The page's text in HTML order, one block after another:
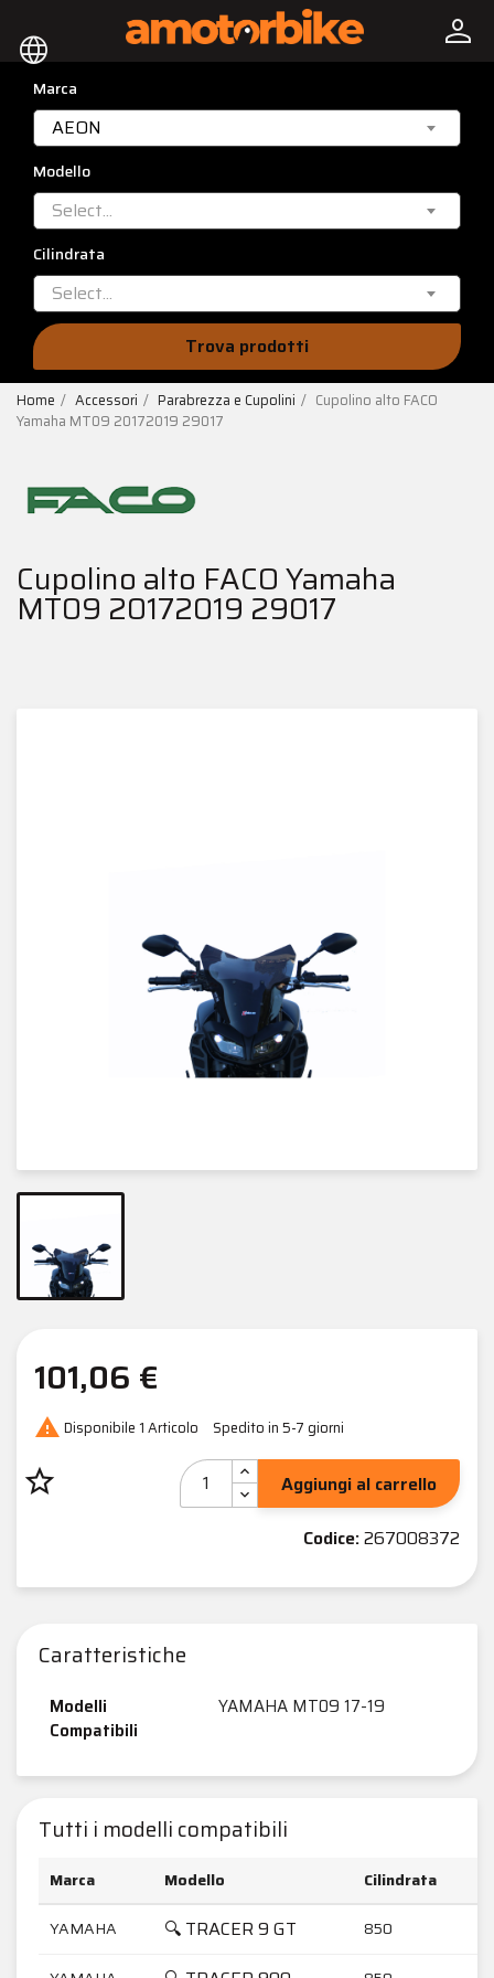
language person
Marca
AEON
Modello
Select...
Cilindrata
Select...
Trova prodotti
Home Accessori Parabrezza e Cupolini
Cupolino alto FACO
Yamaha MT09 20172019 29017
Cupolino alto FACO Yamaha
MT09 20172019 29017
101,06 €
 Disponibile 1 Articolo Spedito in 5-7 giorni
star_border
Aggiungi al carrello
Codice:267008372
Caratteristiche
Modelli
Compatibili
YAMAHA MT09 17-19
Tutti i modelli compatibili
Marca Modello Cilindrata
YAMAHA
🔍 TRACER 9 GT 850